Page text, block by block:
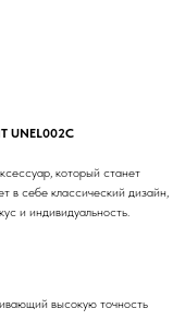
UNEL002C
который станет
в себе классический дизайн,
и индивидуальность.
высокую точность